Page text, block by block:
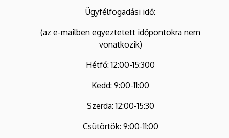
Ügyfélfogadási idő:
(az e-mailben egyeztetett időpontokra nem
vonatkozik)
Hétfő: 12:00-15:300
Kedd: 9:00-11:00
Szerda: 12:00-15:30
Csütörtök: 9:00-11:00